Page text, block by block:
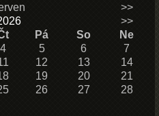
>>
>>
Pá So
Ne
4 5 6
7
12 13
14
19 20
21
26 27
28